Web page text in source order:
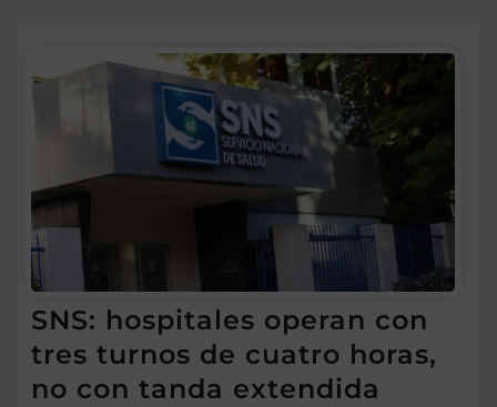
SNS: hospitales operan con
tres turnos de cuatro horas,
no con tanda extendida